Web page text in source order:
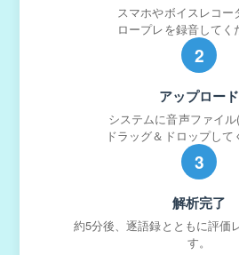
スマホやボイスレコー
ロープレを録音してく
2
アップロード
システムに音声ファイ
ドラッグ＆ドロップして
3
解析完了
約5分後、逐語録とともに評価
す。